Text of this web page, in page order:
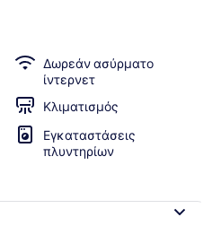
Δωρεάν ασύρματο
ίντερνετ
Κλιματισμός
Εγκαταστάσεις
πλυντηρίων